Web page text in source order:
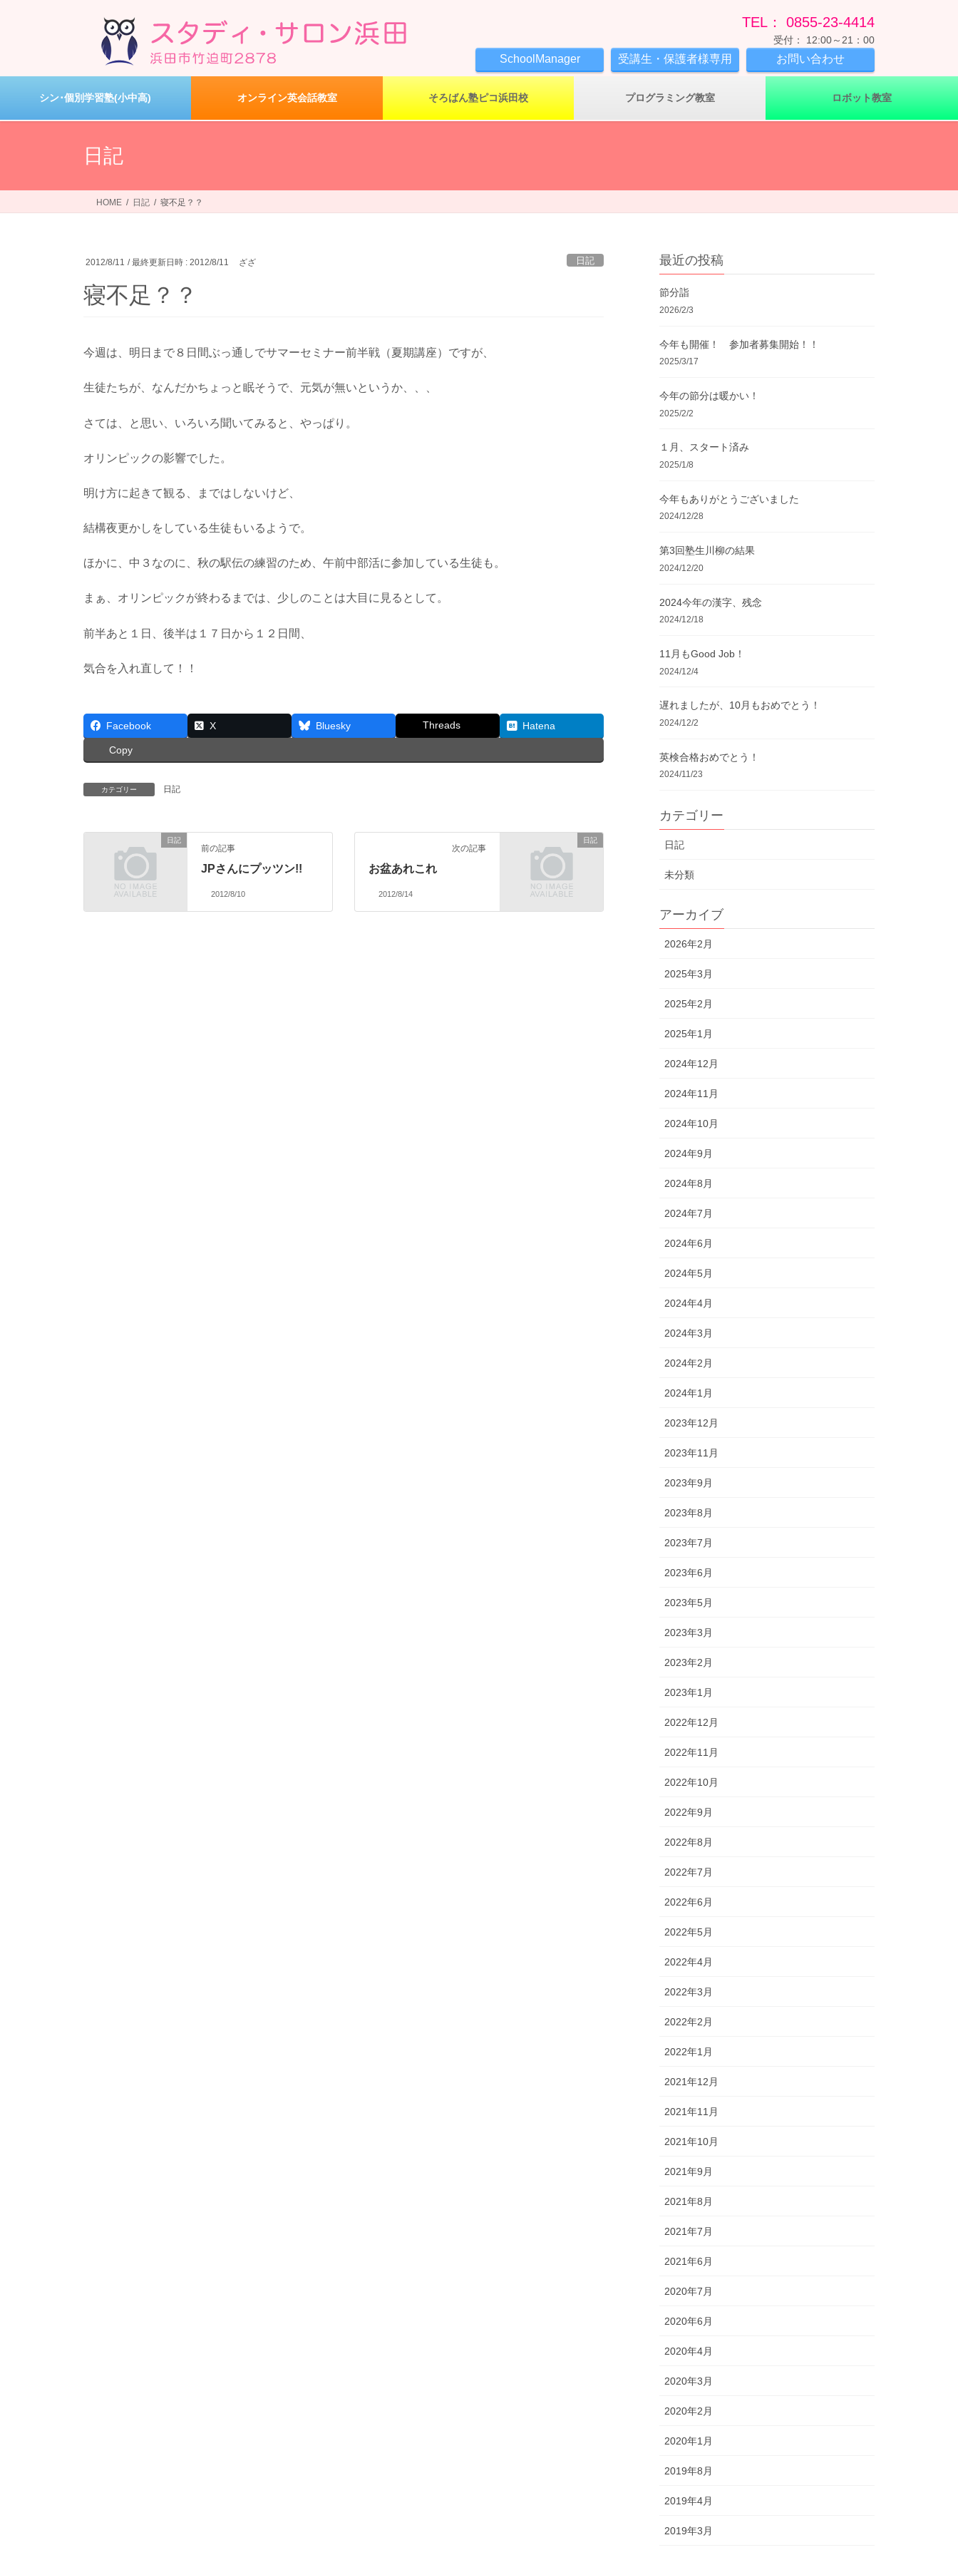
ツ
シ
TEL： 0855-23-4414
受付： 12:00～21：00
SchoolManager 受講生・保護者様専用 お問い合わせ
シン･個別学習塾(小中高) オンライン英会話教室 そろばん塾ピコ浜田校 プログラミング教室 ロボット教室
日記
HOME 日記 寝不足？？
2012/8/11 / 最終更新日時 : 2012/8/11 ざざ 日記
寝不足？？
今週は、明日まで８日間ぶっ通しでサマーセミナー前半戦（夏期講座）ですが、
生徒たちが、なんだかちょっと眠そうで、元気が無いというか、、、
さては、と思い、いろいろ聞いてみると、やっぱり。
オリンピックの影響でした。
明け方に起きて観る、まではしないけど、
結構夜更かしをしている生徒もいるようで。
ほかに、中３なのに、秋の駅伝の練習のため、午前中部活に参加している生徒も。
まぁ、オリンピックが終わるまでは、少しのことは大目に見るとして。
前半あと１日、後半は１７日から１２日間、
気合を入れ直して！！
Facebook X Bluesky Threads Hatena
Copy
カテゴリー 日記
日記
前の記事
JPさんにプッツン!!
2012/8/10
日記
次の記事
お盆あれこれ
2012/8/14
最近の投稿
節分詣
2026/2/3
今年も開催！ 参加者募集開始！！
2025/3/17
今年の節分は暖かい！
2025/2/2
１月、スタート済み
2025/1/8
今年もありがとうございました
2024/12/28
第3回塾生川柳の結果
2024/12/20
2024今年の漢字、残念
2024/12/18
11月もGood Job！
2024/12/4
遅れましたが、10月もおめでとう！
2024/12/2
英検合格おめでとう！
2024/11/23
カテゴリー
日記
未分類
アーカイブ
2026年2月
2025年3月
2025年2月
2025年1月
2024年12月
2024年11月
2024年10月
2024年9月
2024年8月
2024年7月
2024年6月
2024年5月
2024年4月
2024年3月
2024年2月
2024年1月
2023年12月
2023年11月
2023年9月
2023年8月
2023年7月
2023年6月
2023年5月
2023年3月
2023年2月
2023年1月
2022年12月
2022年11月
2022年10月
2022年9月
2022年8月
2022年7月
2022年6月
2022年5月
2022年4月
2022年3月
2022年2月
2022年1月
2021年12月
2021年11月
2021年10月
2021年9月
2021年8月
2021年7月
2021年6月
2020年7月
2020年6月
2020年4月
2020年3月
2020年2月
2020年1月
2019年8月
2019年4月
2019年3月